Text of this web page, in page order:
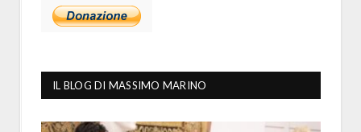
IL BLOG DI MASSIMO MARINO